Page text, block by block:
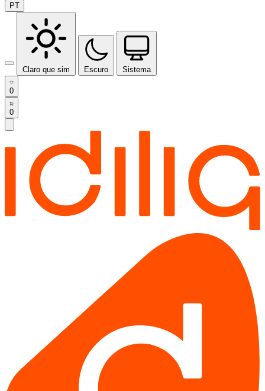
PT
Claro que sim Escuro Sistema
0
0